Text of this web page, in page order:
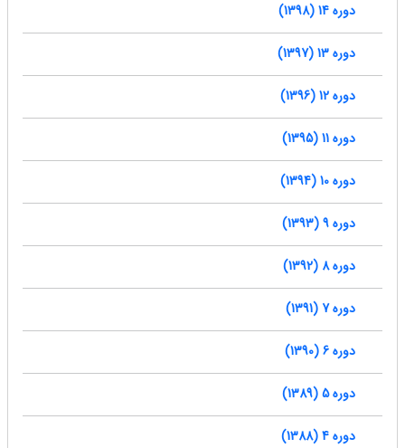
دوره 14 (1398)
دوره 13 (1397)
دوره 12 (1396)
دوره 11 (1395)
دوره 10 (1394)
دوره 9 (1393)
دوره 8 (1392)
دوره 7 (1391)
دوره 6 (1390)
دوره 5 (1389)
دوره 4 (1388)